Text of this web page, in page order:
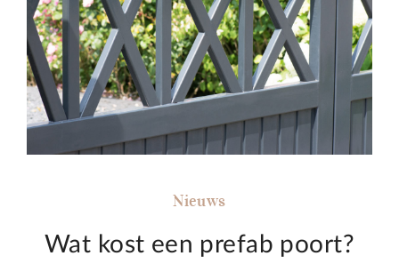
Nieuws
Wat kost een prefab poort?